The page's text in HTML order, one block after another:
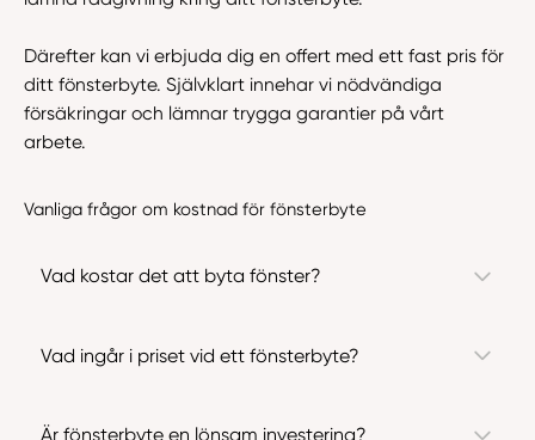
Därefter kan vi erbjuda dig en offert med ett fast pris för
ditt fönsterbyte. Självklart innehar vi nödvändiga
försäkringar och lämnar trygga garantier på vårt
arbete.
Vanliga frågor om kostnad för fönsterbyte
Vad kostar det att byta fönster?
Vad ingår i priset vid ett fönsterbyte?
Är fönsterbyte en lönsam investering?